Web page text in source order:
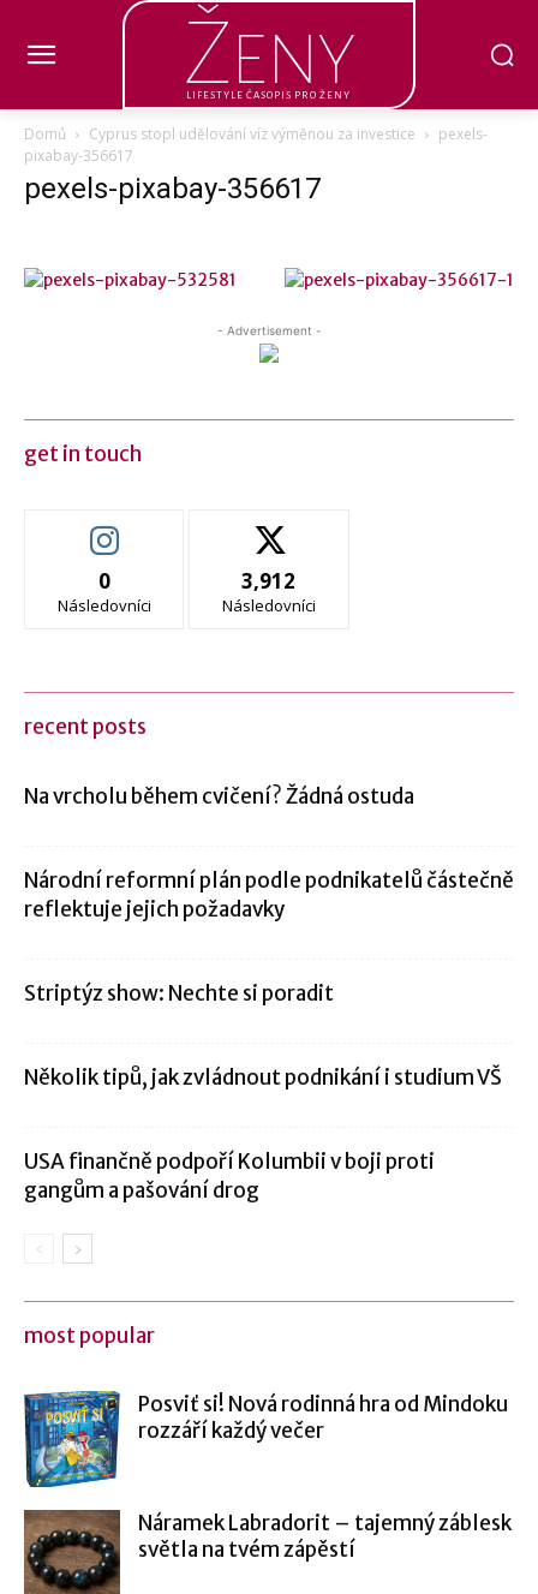
Ženy
LIFESTYLE ČASOPIS PRO ŽENY
Domů Cyprus stopl udělování víz výměnou za investice
pexels-
pixabay-356617
pexels-pixabay-356617
- Advertisement -
get in touch
0
Následovníci
3,912
Následovníci
recent posts
Na vrcholu během cvičení? Žádná ostuda
Národní reformní plán podle podnikatelů částečně
reflektuje jejich požadavky
Striptýz show: Nechte si poradit
Několik tipů, jak zvládnout podnikání i studium VŠ
USA finančně podpoří Kolumbii v boji proti
gangům a pašování drog
most popular
Posviť si! Nová rodinná hra od Mindoku
rozzáří každý večer
Náramek Labradorit – tajemný záblesk
světla na tvém zápěstí